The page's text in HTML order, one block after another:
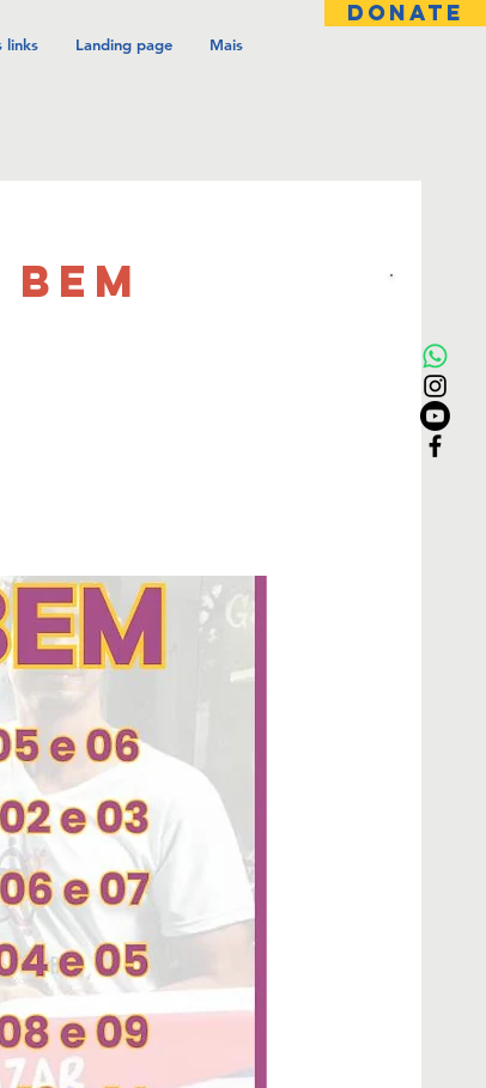
DONATE
links Landing page Mais